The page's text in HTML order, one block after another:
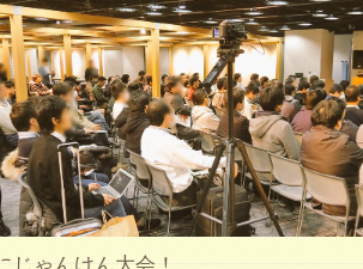
じゃんけん大会！